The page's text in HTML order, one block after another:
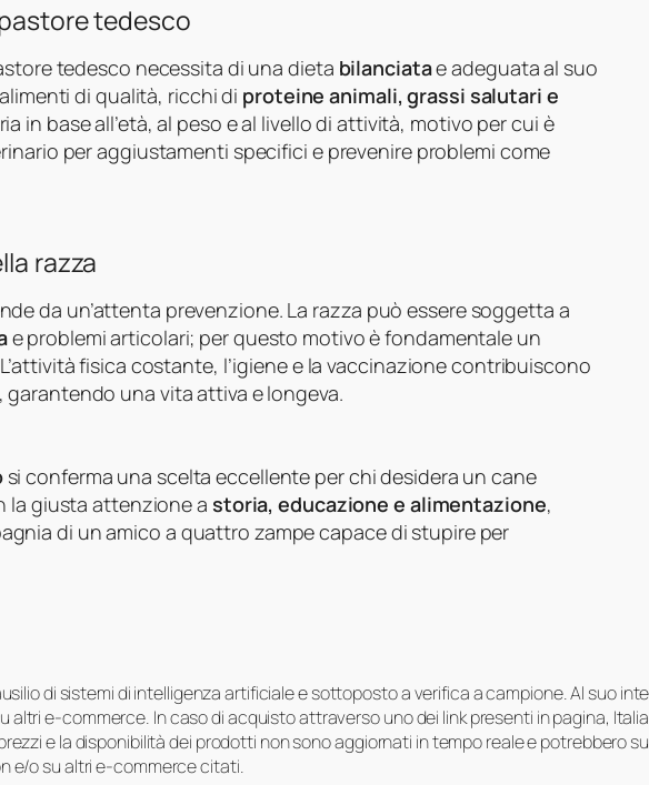
tedesco
tedesco necessita di una dieta bilanciatae adeguata al suo
di qualità, ricchi di proteine animali, grassi salutari e
in base all’età, al peso e al livello di attività, motivo per cui è
per aggiustamenti specifici e prevenire problemi come
razza
da un’attenta prevenzione. La razza può essere soggetta a
e problemi articolari; per questo motivo è fondamentale un
fisica costante, l’igiene e la vaccinazione contribuiscono
una vita attiva e longeva.
si conferma una scelta eccellente per chi desidera un cane
la giusta attenzione a storia, educazione e alimentazione,
di un amico a quattro zampe capace di stupire per
di sistemi di intelligenza artificiale e sottoposto a verifica a campione. Al suo
altri e-commerce. In caso di acquisto attraverso uno dei link presenti in pagina,
e la disponibilità dei prodotti non sono aggiornati in tempo reale e potrebbero
e/o su altri e-commerce citati.